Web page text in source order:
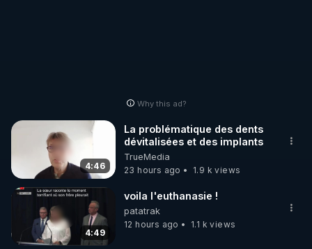
Why this ad?
4:46
La problématique des dents
dévitalisées et des implants
TrueMedia
23 hours ago
1.9 k views
4:49
voila l'euthanasie !
patatrak
12 hours ago
1.1 k views